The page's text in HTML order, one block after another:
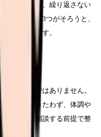
弱める条件、繰り返さない
さい。この3つがそろうと、
くくなります。
注意
示すものではありません。
能効果をうたわず、体調や
専門職に相談する前提で整